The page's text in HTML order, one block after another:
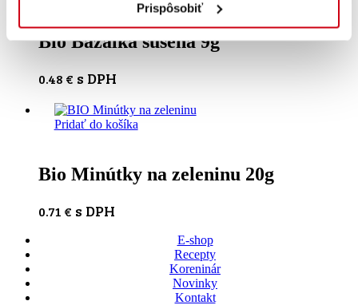
Prispôsobiť
Bio Bazalka sušená 9g
0.48 € s DPH
Pridať do košíka
Bio Minútky na zeleninu 20g
0.71 € s DPH
E-shop
Recepty
Koreninár
Novinky
Kontakt